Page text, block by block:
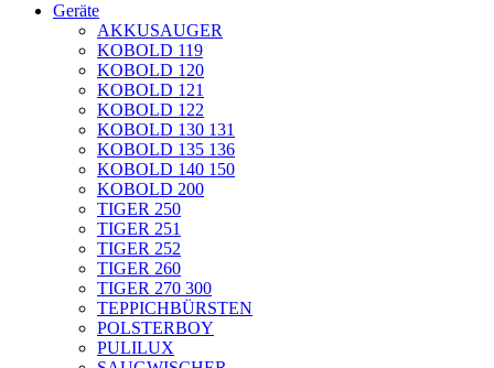
Geräte
AKKUSAUGER
KOBOLD 119
KOBOLD 120
KOBOLD 121
KOBOLD 122
KOBOLD 130 131
KOBOLD 135 136
KOBOLD 140 150
KOBOLD 200
TIGER 250
TIGER 251
TIGER 252
TIGER 260
TIGER 270 300
TEPPICHBÜRSTEN
POLSTERBOY
PULILUX